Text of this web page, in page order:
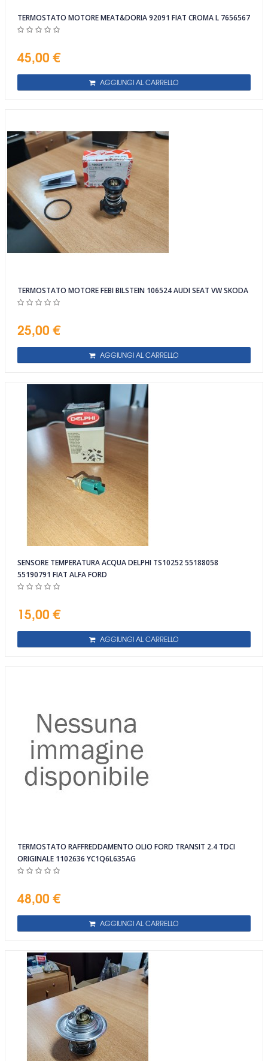
TERMOSTATO MOTORE MEAT&DORIA 92091 FIAT CROMA L 7656567
45,00 €
AGGIUNGI AL CARRELLO
TERMOSTATO MOTORE FEBI BILSTEIN 106524 AUDI SEAT VW SKODA
25,00 €
AGGIUNGI AL CARRELLO
SENSORE TEMPERATURA ACQUA DELPHI TS10252 55188058
55190791 FIAT ALFA FORD
15,00 €
AGGIUNGI AL CARRELLO
TERMOSTATO RAFFREDDAMENTO OLIO FORD TRANSIT 2.4 TDCI
ORIGINALE 1102636 YC1Q6L635AG
48,00 €
AGGIUNGI AL CARRELLO